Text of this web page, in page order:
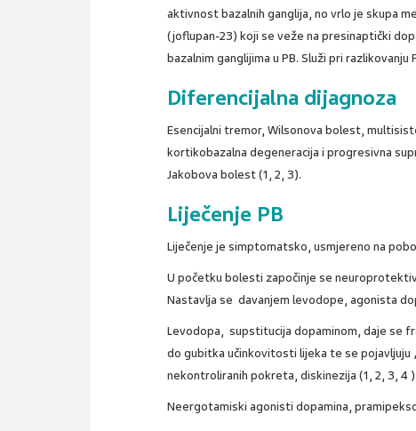
aktivnost bazalnih ganglija, no vrlo je skupa
(joflupan-23) koji se veže na presinaptički
bazalnim ganglijima u PB. Služi pri
Diferencijalna dijagnoza
Esencijalni tremor, Wilsonova bolest,
kortikobazalna degeneracija i progresivna
Jakobova bolest (1, 2, 3).
Liječenje PB
Liječenje je simptomatsko, usmjereno na
U početku bolesti započinje se
Nastavlja se davanjem levodope, agonista
Levodopa, supstitucija dopaminom, daje se
do gubitka učinkovitosti lijeka te se
nekontroliranih pokreta, diskinezija (1, 2, 3, 4 ).
Neergotamiski agonisti dopamina,